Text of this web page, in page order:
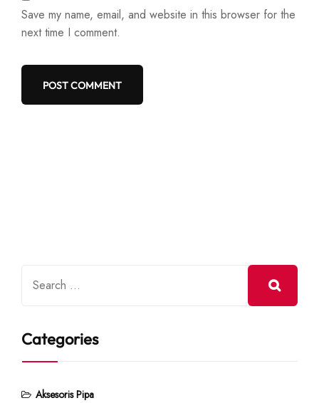
Save my name, email, and website in this browser for the
next time I comment.
Categories
Aksesoris Pipa